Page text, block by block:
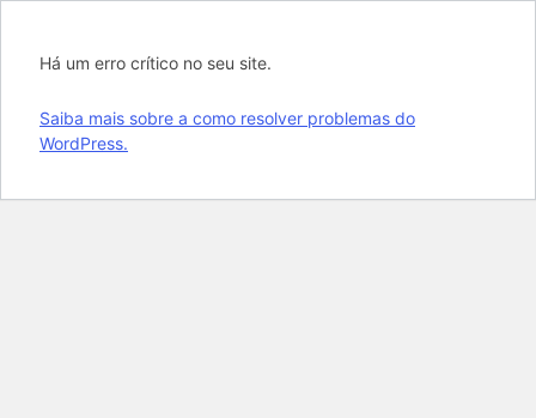
Há um erro crítico no seu site.
Saiba mais sobre a como resolver problemas do
WordPress.